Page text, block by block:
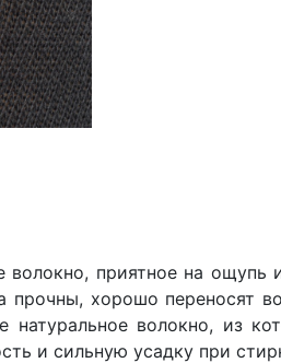
волокно, приятное на
прочны, хорошо переносят
натуральное волокно, из
и сильную усадку при